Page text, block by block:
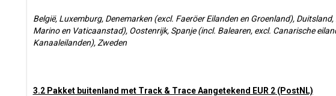
België, Luxemburg, Denemarken (excl. Faeröer Eilanden en Groenland),
Marino en Vaticaanstad), Oostenrijk, Spanje (incl. Balearen, excl. Canarische
Kanaaleilanden), Zweden
3.2 Pakket buitenland met Track & Trace Aangetekend EUR 2(PostNL)